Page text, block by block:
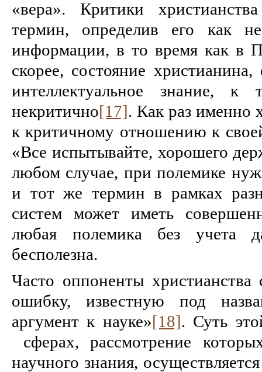
«вера». Критики
термин, определив его как
информации, в то время как в
скорее, состояние
интеллектуальное знание, к
некритично[17]. Как раз именно
к критичному отношению к
«Все испытывайте, хорошего
любом случае, при полемике
и тот же термин в рамках
систем может иметь
любая полемика без учета
бесполезна.
Часто оппоненты
ошибку, известную под
аргумент к науке»[18]. Суть
сферах, рассмотрение
научного знания,